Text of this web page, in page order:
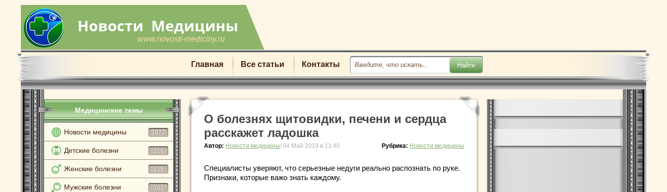
www.novosti-mediciny.ru
Главная Все статьи Контакты
Медицинские темы
Новости медицины 1877
Детские болезни 216
Женские болезни 215
Мужские болезни 101
О болезнях щитовидки, печени и сердца
расскажет ладошка
Автор: Новости медицины/ 04 Май 2019 в 13:40 Рубрика: Новости медицины
Специалисты уверяют, что серьезные недуги реально распознать по руке.
Признаки, которые важо знать каждому.